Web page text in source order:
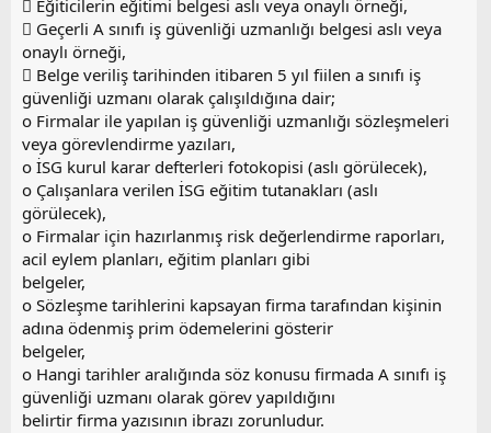
 Eğiticilerin eğitimi belgesi aslı veya onaylı örneği,
 Geçerli A sınıfı iş güvenliği uzmanlığı belgesi aslı veya
onaylı örneği,
 Belge veriliş tarihinden itibaren 5 yıl fiilen a sınıfı iş
güvenliği uzmanı olarak çalışıldığına dair;
o Firmalar ile yapılan iş güvenliği uzmanlığı sözleşmeleri
veya görevlendirme yazıları,
o İSG kurul karar defterleri fotokopisi (aslı görülecek),
o Çalışanlara verilen İSG eğitim tutanakları (aslı
görülecek),
o Firmalar için hazırlanmış risk değerlendirme raporları,
acil eylem planları, eğitim planları gibi
belgeler,
o Sözleşme tarihlerini kapsayan firma tarafından kişinin
adına ödenmiş prim ödemelerini gösterir
belgeler,
o Hangi tarihler aralığında söz konusu firmada A sınıfı iş
güvenliği uzmanı olarak görev yapıldığını
belirtir firma yazısının ibrazı zorunludur.